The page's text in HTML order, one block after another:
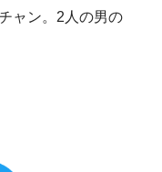
ャン。2人の男の